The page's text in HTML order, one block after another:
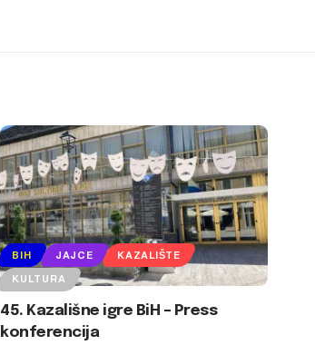
BIH JAJCE KAZALIŠTE
KULTURA
45. Kazališne igre BiH – Press
konferencija